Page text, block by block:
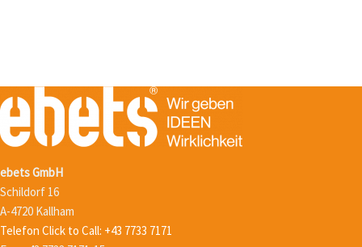
ebets GmbH
Schildorf 16
A-4720 Kallham
Telefon Click to Call: +43 7733 7171